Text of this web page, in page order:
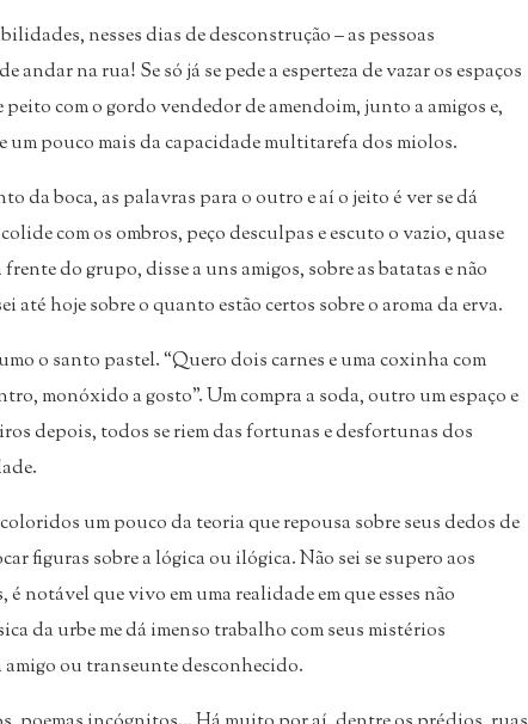
nesses dias de desconstrução – as pessoas
andar na rua! Se só já se pede a esperteza de vazar os espaços
com o gordo vendedor de amendoim, junto a amigos e,
um pouco mais da capacidade multitarefa dos miolos.
da boca, as palavras para o outro e aí o jeito é ver se dá
com os ombros, peço desculpas e escuto o vazio, quase
do grupo, disse a uns amigos, sobre as batatas e não
até hoje sobre o quanto estão certos sobre o aroma da erva.
o santo pastel. “Quero dois carnes e uma coxinha com
monóxido a gosto”. Um compra a soda, outro um espaço e
depois, todos se riem das fortunas e desfortunas dos
um pouco da teoria que repousa sobre seus dedos de
figuras sobre a lógica ou ilógica. Não sei se supero aos
notável que vivo em uma realidade em que esses não
da urbe me dá imenso trabalho com seus mistérios
ou transeunte desconhecido.